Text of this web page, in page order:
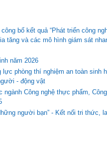
viên cao học và nghiên cứu sinh
bố kết quả “Phát triển công
tăng và các mô hình giám sát
năm 2026
phòng thí nghiệm an toàn sinh
- động vật
Công nghệ thực phẩm,